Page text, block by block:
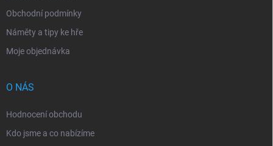
Obchodní podmínky
Náměty a tipy ke hře
Moje objednávka
O NÁS
Hodnocení obchodu
Kdo jsme a co nabízíme